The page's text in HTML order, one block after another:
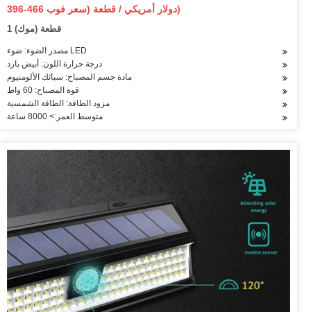
السيارات حديقة الجدار 8 متر نظام الإضاءة الديكور الخفيفة
396-466 دولار أمريكي / قطعة (سعر فوب)
1 قطعة (موك)
مصدر الضوء: ضوء LED
درجة حرارة اللون: أبيض بارد
مادة جسم المصباح: سبائك الألومنيوم
قوة المصباح: 60 واط
مزود الطاقة: الطاقة الشمسية
متوسط العمر:> 8000 ساعة